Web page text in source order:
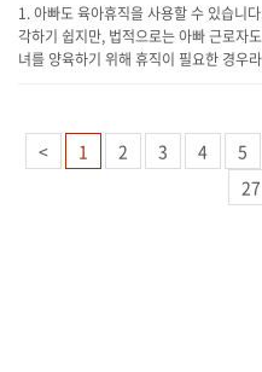
1. 아빠도 육아휴직을 사용할 수 있습니
각하기 쉽지만, 법적으로는 아빠 근로자
녀를 양육하기 위해 휴직이 필요한 경우
< 1 2 3 4 5
27